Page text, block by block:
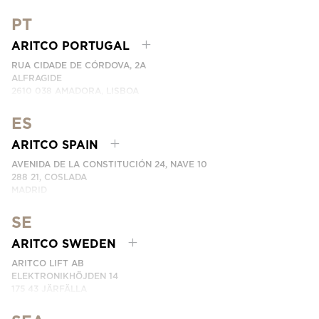
NÚMERO DE TELEFONE: +49 7123 9597272
ENTRE EM CONTACTO CONNOSCO
PT
ARITCO PORTUGAL
RUA CIDADE DE CÓRDOVA, 2A
ALFRAGIDE
2610 038 AMADORA, LISBOA
ARITCO PORTUGAL REPRESENTADO PELA LEVITA
NÚMERO DE TELEFONE:
ES
ARITCO SPAIN
AVENIDA DE LA CONSTITUCIÓN 24, NAVE 10
288 21, COSLADA
MADRID
NÚMERO DE TELEFONE: (+34) 918 622 552
ENTRE EM CONTACTO CONNOSCO
SE
ARITCO SWEDEN
ARITCO LIFT AB
ELEKTRONIKHÖJDEN 14
175 43 JÄRFÄLLA